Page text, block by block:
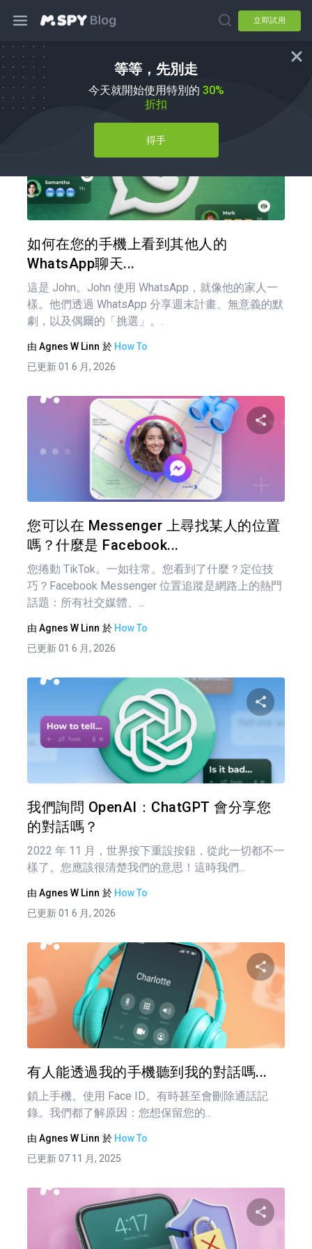
立即試用
等等，先別走
今天就開始使用特別的 30%
折扣
得手
如何使用
如何在您的手機上看到其他人的
WhatsApp聊天...
這是 John。John 使用 WhatsApp，就像他的家人一
樣。他們透過 WhatsApp 分享週末計畫、無意義的默
劇，以及偶爾的「挑選」。.
由 Agnes W Linn 於 How To
已更新 01 6 月, 2026
您可以在 Messenger 上尋找某人的位置
嗎？什麼是 Facebook...
您捲動 TikTok。一如往常。您看到了什麼？定位技
巧？Facebook Messenger 位置追蹤是網路上的熱門
話題：所有社交媒體、...
由 Agnes W Linn 於 How To
已更新 01 6 月, 2026
我們詢問 OpenAI：ChatGPT 會分享您
的對話嗎？
2022 年 11 月，世界按下重設按鈕，從此一切都不一
樣了。您應該很清楚我們的意思！這時我們...
由 Agnes W Linn 於 How To
已更新 01 6 月, 2026
分
有人能透過我的手機聽到我的對話嗎...
鎖上手機。使用 Face ID。有時甚至會刪除通話記
錄。我們都了解原因：您想保留您的...
由 Agnes W Linn 於 How To
已更新 07 11 月, 2025